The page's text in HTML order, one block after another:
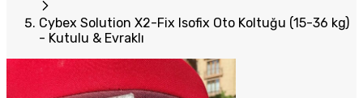
Cybex Solution X2-Fix Isofix Oto Koltuğu (15-36 kg)
- Kutulu & Evraklı